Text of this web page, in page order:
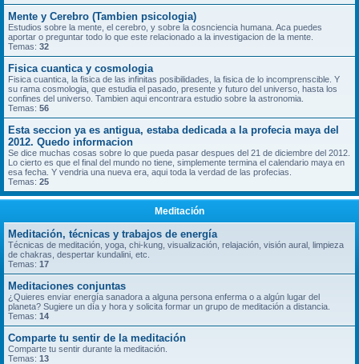
Mente y Cerebro (Tambien psicologia)
Estudios sobre la mente, el cerebro, y sobre la cosnciencia humana. Aca puedes
aportar o preguntar todo lo que este relacionado a la investigacion de la mente.
Temas: 32
Fisica cuantica y cosmologia
Fisica cuantica, la fisica de las infinitas posibilidades, la fisica de lo incomprenscible. Y
su rama cosmologia, que estudia el pasado, presente y futuro del universo, hasta los
confines del universo. Tambien aqui encontrara estudio sobre la astronomia.
Temas: 56
Esta seccion ya es antigua, estaba dedicada a la profecia maya del
2012. Quedo informacion
Se dice muchas cosas sobre lo que pueda pasar despues del 21 de diciembre del 2012.
Lo cierto es que el final del mundo no tiene, simplemente termina el calendario maya en
esa fecha. Y vendria una nueva era, aqui toda la verdad de las profecias.
Temas: 25
Meditación
Meditación, técnicas y trabajos de energía
Técnicas de meditación, yoga, chi-kung, visualización, relajación, visión aural, limpieza
de chakras, despertar kundalini, etc.
Temas: 17
Meditaciones conjuntas
¿Quieres enviar energía sanadora a alguna persona enferma o a algún lugar del
planeta? Sugiere un día y hora y solicita formar un grupo de meditación a distancia.
Temas: 14
Comparte tu sentir de la meditación
Comparte tu sentir durante la meditación.
Temas: 13